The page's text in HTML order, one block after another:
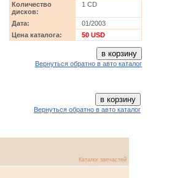
Количество
дисков:
1 CD
Дата:
01/2003
Цена каталога:
50 USD
Вернуться обратно в авто каталог
Вернуться обратно в авто каталог
Каталог запчастей